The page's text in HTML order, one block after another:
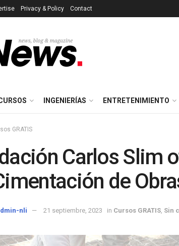
Privacy & Policy Contact
INGENIERÍAS ENTRETENIMIENTO
GRATIS
Carlos Slim
de
nli 21 septiembre, 2023 in Cursos GRATIS Sin